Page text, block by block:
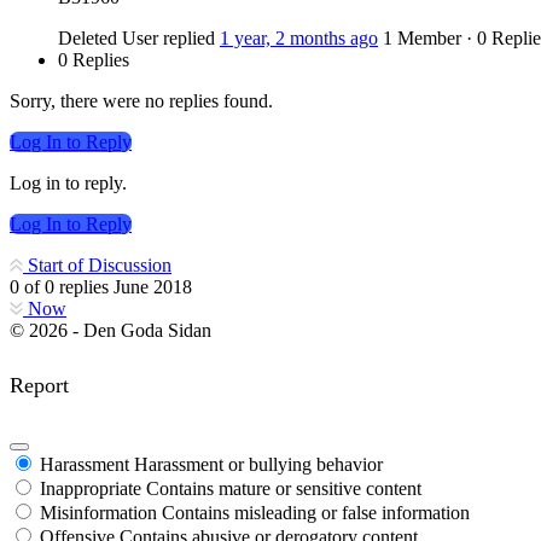
Deleted User replied 1 year, 2 months ago 1 Member · 0
0 Replies
Sorry, there were no replies found.
Log In to Reply
Log in to reply.
Log In to Reply
Start of Discussion
0 of0 replies June 2018
Now
© 2026 - Den Goda Sidan
Report
Harassment Harassment or bullying behavior
Inappropriate Contains mature or sensitive content
Misinformation Contains misleading or false information